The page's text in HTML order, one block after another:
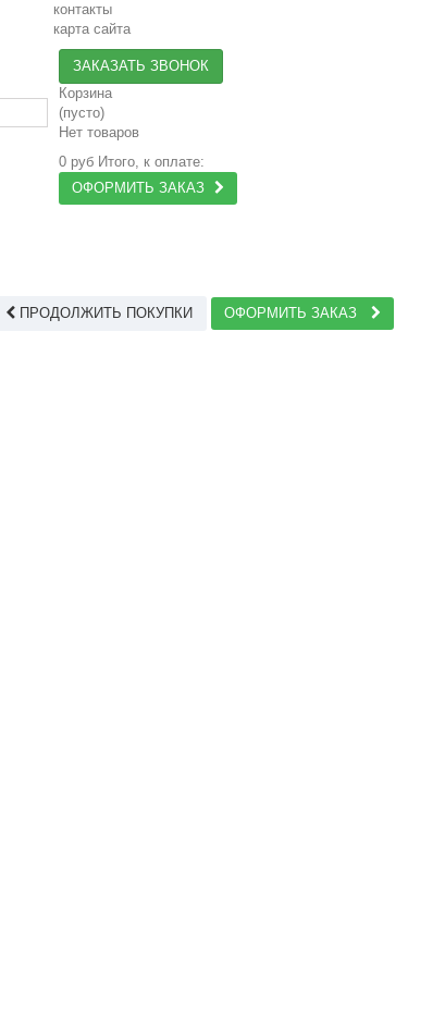
контакты
карта сайта
ЗАКАЗАТЬ ЗВОНОК
Корзина
(пусто)
Нет товаров
0 руб Итого, к оплате:
ОФОРМИТЬ ЗАКАЗ
ПРОДОЛЖИТЬ ПОКУПКИ
ОФОРМИТЬ ЗАКАЗ